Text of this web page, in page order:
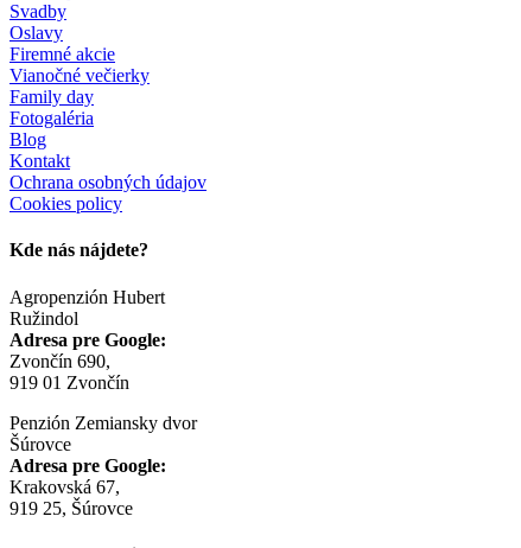
Svadby
Oslavy
Firemné akcie
Vianočné večierky
Family day
Fotogaléria
Blog
Kontakt
Ochrana osobných údajov
Cookies policy
Kde nás nájdete?
Agropenzión Hubert
Ružindol
Adresa pre Google:
Zvončín 690,
919 01 Zvončín
Penzión Zemiansky dvor
Šúrovce
Adresa pre Google:
Krakovská 67,
919 25, Šúrovce